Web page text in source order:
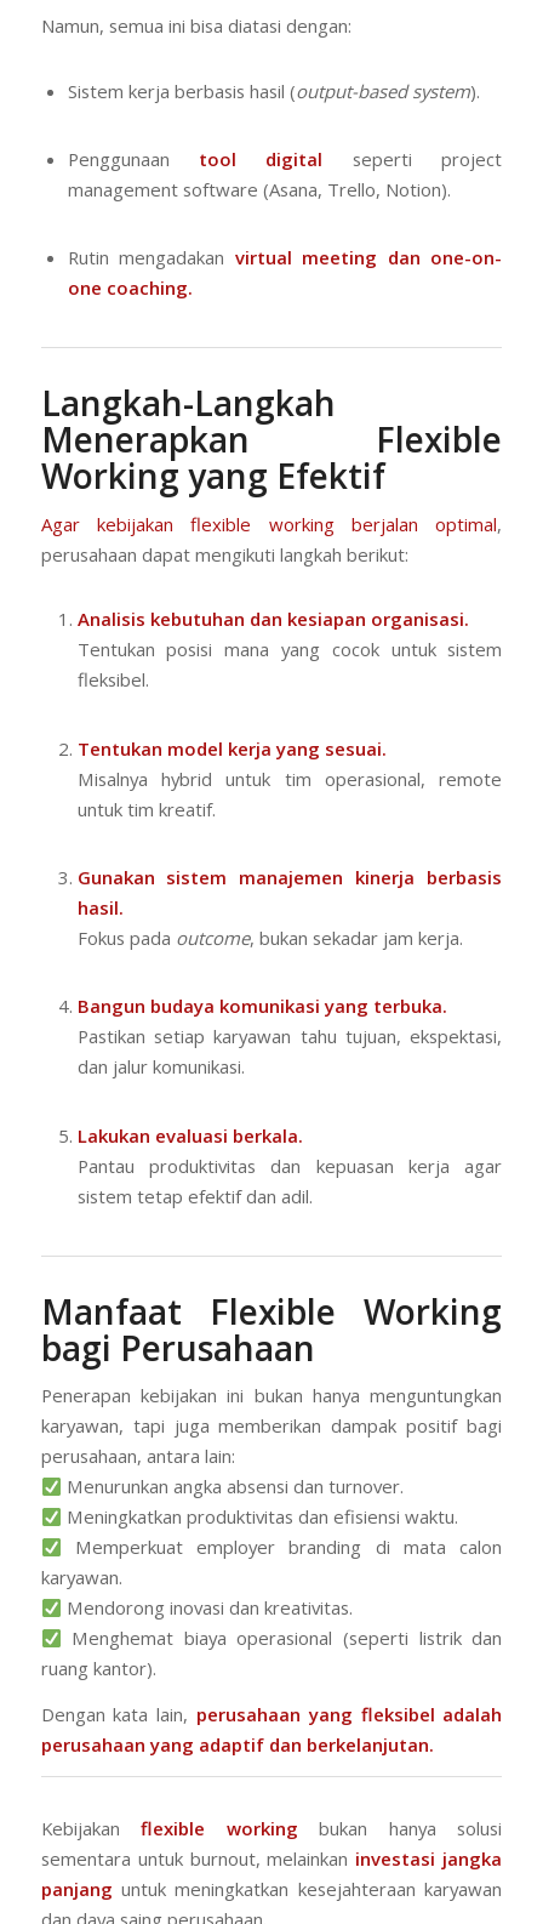
Namun, semua ini bisa diatasi dengan:
Sistem kerja berbasis hasil (output-based system).
Penggunaan tool digital seperti project
management software (Asana, Trello, Notion).
Rutin mengadakan virtual meeting dan one-on-
one coaching.
Langkah-Langkah
Menerapkan Flexible
Working yang Efektif
Agar kebijakan flexible working berjalan optimal,
perusahaan dapat mengikuti langkah berikut:
Analisis kebutuhan dan kesiapan organisasi.
Tentukan posisi mana yang cocok untuk sistem
fleksibel.
Tentukan model kerja yang sesuai.
Misalnya hybrid untuk tim operasional, remote
untuk tim kreatif.
Gunakan sistem manajemen kinerja berbasis
hasil.
Fokus pada outcome, bukan sekadar jam kerja.
Bangun budaya komunikasi yang terbuka.
Pastikan setiap karyawan tahu tujuan, ekspektasi,
dan jalur komunikasi.
Lakukan evaluasi berkala.
Pantau produktivitas dan kepuasan kerja agar
sistem tetap efektif dan adil.
Manfaat Flexible Working
bagi Perusahaan
Penerapan kebijakan ini bukan hanya menguntungkan
karyawan, tapi juga memberikan dampak positif bagi
perusahaan, antara lain:
Menurunkan angka absensi dan turnover.
Meningkatkan produktivitas dan efisiensi waktu.
Memperkuat employer branding di mata calon
karyawan.
Mendorong inovasi dan kreativitas.
Menghemat biaya operasional (seperti listrik dan
ruang kantor).
Dengan kata lain, perusahaan yang fleksibel adalah
perusahaan yang adaptif dan berkelanjutan.
Kebijakanflexible working bukan hanya solusi
sementara untuk burnout, melainkan investasi jangka
panjang untuk meningkatkan kesejahteraan karyawan
dan daya saing perusahaan.